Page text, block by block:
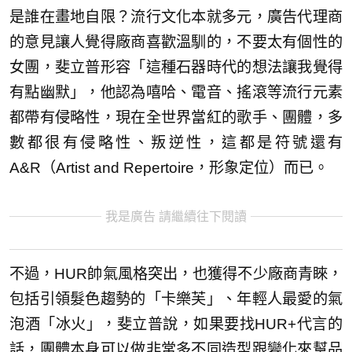
是誰在畫地自限？流行文化本就多元，廣告代理商
的意見讓人覺得廠商喜歡溫馴的，不要太有個性的
女團，斐立普形容「這種石器時代的想法讓我覺得
有點幽默」，他認為嘻哈、電音、搖滾等流行元素
都帶有侵略性，現在全世界當紅的歌手、團體，多
數都很有侵略性、叛逆性，這都是符號還有
A&R（Artist and Repertoire，形象定位）而已。
我是廣告 請繼續往下閱讀
不過，HUR帥氣風格突出，也獲得不少廠商青睞，
包括引領髮色趨勢的「卡樂芙」、年輕人最愛的氣
泡酒「冰火」，斐立普說，如果要找HUR+代言的